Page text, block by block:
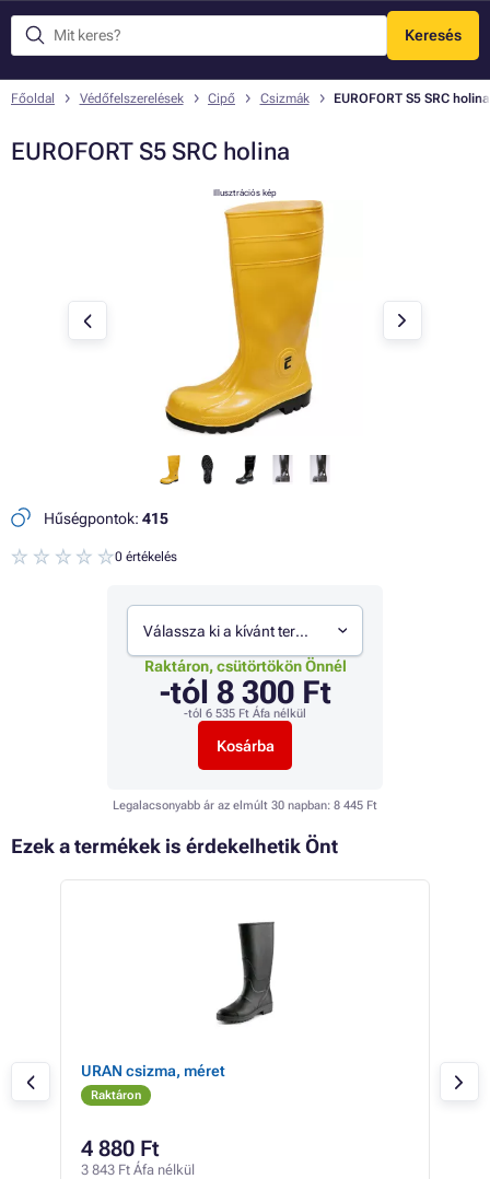
Keresés
Menü
Főoldal Védőfelszerelések Cipő Csizmák EUROFORT S5 SRC holina
EUROFORT S5 SRC holina
Illusztrációs kép
Hűségpontok: 415
0 értékelés
Válassza ki a kívánt termékváltozatot
Raktáron, csütörtökön Önnél
-tól 8 300 Ft
-tól 6 535 Ft Áfa nélkül
Kosárba
Legalacsonyabb ár az elmúlt 30 napban: 8 445 Ft
Ezek a termékek is érdekelhetik Önt
URAN csizma, méret
Raktáron
4 880 Ft
3 843 Ft Áfa nélkül